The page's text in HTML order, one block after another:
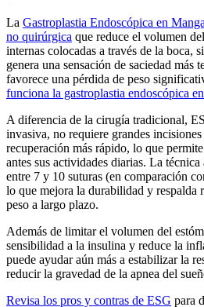
La Gastroplastia Endoscópica en
no quirúrgica que reduce el volumen
internas colocadas a través de la boca,
genera una sensación de saciedad más
favorece una pérdida de peso
funciona la gastroplastia endoscópica
A diferencia de la cirugía tradicional,
invasiva, no requiere grandes
recuperación más rápido, lo que
antes sus actividades diarias. La
entre 7 y 10 suturas (en comparación
lo que mejora la durabilidad y respalda
peso a largo plazo.
Además de limitar el volumen del
sensibilidad a la insulina y reduce la
puede ayudar aún más a estabilizar la
reducir la gravedad de la apnea del
Revisa los pros y contras de ESG para